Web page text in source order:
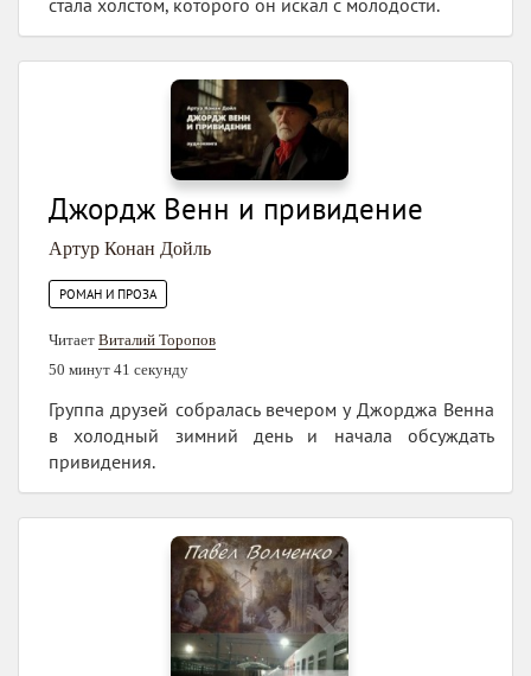
стала холстом, которого он искал с молодости.
Джордж Венн и привидение
Артур Конан Дойль
РОМАН И ПРОЗА
Читает Виталий Торопов
50 минут 41 секунду
Группа друзей собралась вечером у Джорджа Венна
в холодный зимний день и начала обсуждать
привидения.